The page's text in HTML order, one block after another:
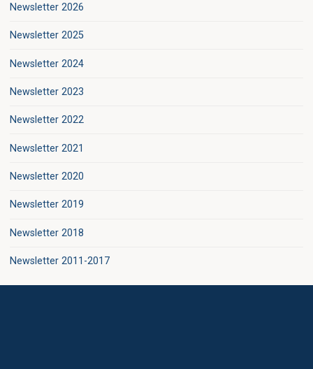
Newsletter 2026
Newsletter 2025
Newsletter 2024
Newsletter 2023
Newsletter 2022
Newsletter 2021
Newsletter 2020
Newsletter 2019
Newsletter 2018
Newsletter 2011-2017